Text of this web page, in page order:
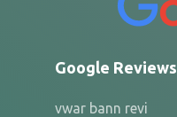
Google Reviews
vwar bann revi